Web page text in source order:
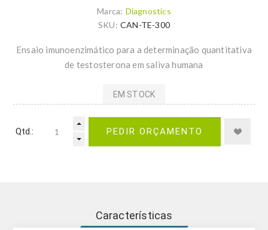
Marca: Diagnostics
SKU: CAN-TE-300
Ensaio imunoenzimático para a determinação quantitativa
de testosterona em saliva humana
EM STOCK
Qtd.: PEDIR ORÇAMENTO
Características